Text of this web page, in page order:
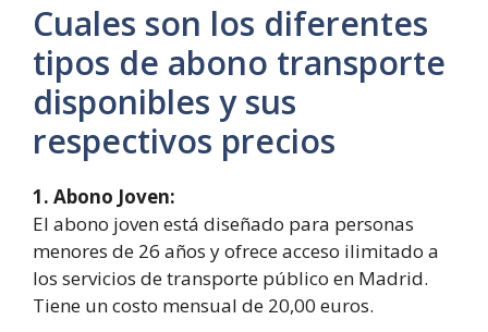
Cuales son los diferentes
tipos de abono transporte
disponibles y sus
respectivos precios
1. Abono Joven:
El abono joven está diseñado para personas
menores de 26 años y ofrece acceso ilimitado a
los servicios de transporte público en Madrid.
Tiene un costo mensual de 20,00 euros.